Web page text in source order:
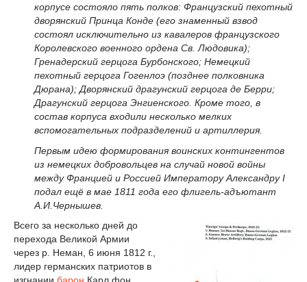
корпусе состояло пять полков: Французский пехотный
дворянский Принца Конде (его знаменный взвод
состоял исключительно из кавалеров французского
Королевского военного ордена Св. Людовика);
Гренадерский герцога Бурбонского; Немецкий
пехотный герцога Гогенлоэ (позднее полковника
Дюрана); Дворянский драгунский герцога де Берри;
Драгунский герцога Энгиенского. Кроме того, в
состав корпуса входили несколько мелких
вспомогательных подразделений и артиллерия.
Первым идею формирования воинских контингентов
из немецких добровольцев на случай новой войны
между Францией и Россией Императору Александру I
подал ещё в мае 1811 года его флигель-адъютант
А.И.Чернышев.
Всего за несколько дней до
перехода Великой Армии
через р. Неман, 6 июня 1812 г.,
лидер германских патриотов в